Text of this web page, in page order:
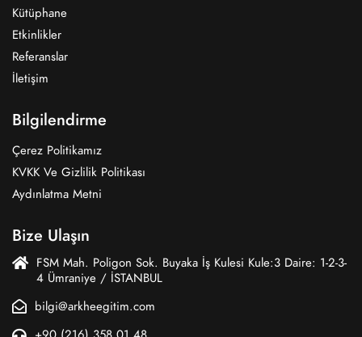
Kütüphane
Etkinlikler
Referanslar
İletişim
Bilgilendirme
Çerez Politikamız
KVKK Ve Gizlilik Politikası
Aydınlatma Metni
Bize Ulaşın
FSM Mah. Poligon Sok. Buyaka İş Kulesi Kule:3 Daire: 1-2-3-
4 Ümraniye / İSTANBUL
bilgi@arkheegitim.com